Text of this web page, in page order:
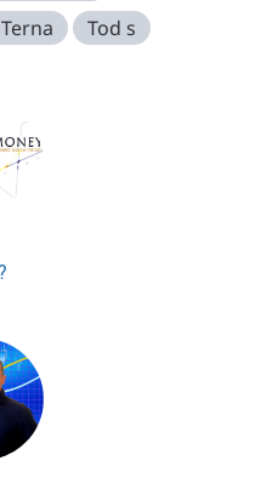
Terna Tod s